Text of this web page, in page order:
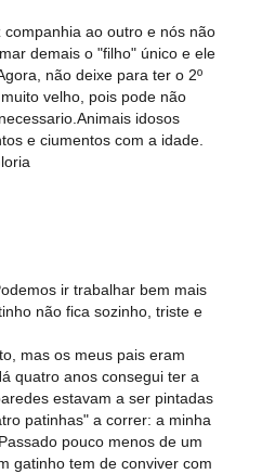
ao outro e nós não
demais o "filho" único e ele
não deixe para ter o 2º
velho, pois pode não
idosos
e ciumentos com a idade.
ir trabalhar bem mais
não fica sozinho, triste e
mas os meus pais eram
quatro anos consegui ter a
estavam a ser pintadas
patinhas" a correr: a minha
pouco menos de um
gatinho tem de conviver com